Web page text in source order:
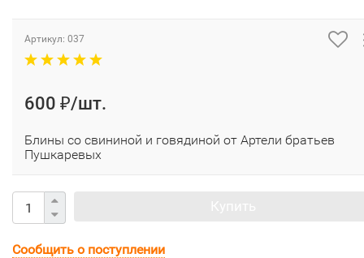
Артикул: 037
600 ₽/шт.
Блины со свининой и говядиной от Артели братьев
Пушкаревых
Сообщить о поступлении